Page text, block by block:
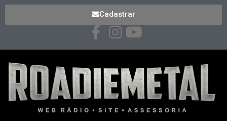
Cadastrar